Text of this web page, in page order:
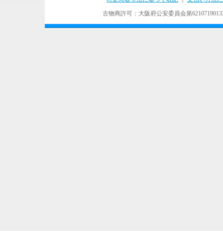
古物商許可：大阪府公安委員会第